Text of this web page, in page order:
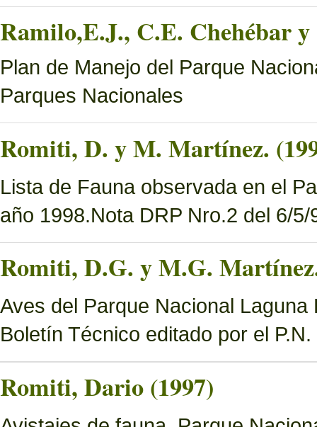
Ramilo,E.J., C.E. Chehébar
Plan de Manejo del Parque
Parques Nacionales
Romiti, D. y M. Martínez.
Lista de Fauna observada en el
año 1998.Nota DRP Nro.2 del 6/5/
Romiti, D.G. y M.G.
Aves del Parque Nacional
Boletín Técnico editado por el
Romiti, Dario (1997)